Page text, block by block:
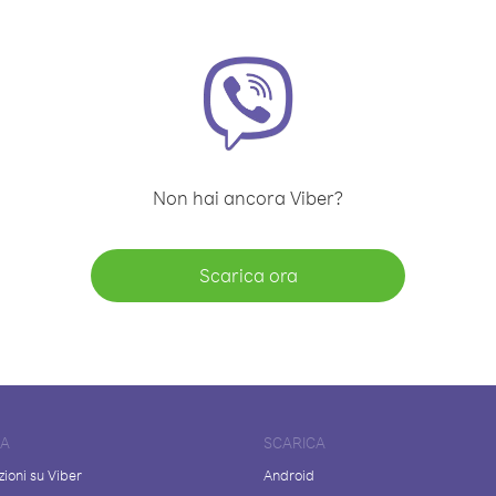
Non hai ancora Viber?
Scarica ora
su Viber
SCARICA
Android